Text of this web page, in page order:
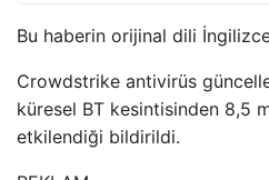
Bu haberin orijinal dili
Crowdstrike antivirüs
küresel BT kesintisinden 8,5
etkilendiği bildirildi.